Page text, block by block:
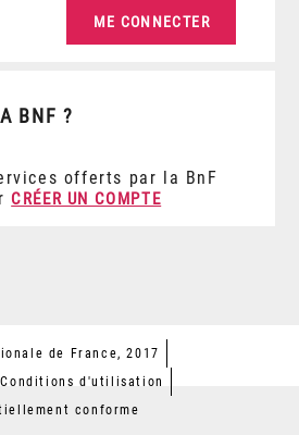
BNF ?
offerts par la BnF
CRÉER UN COMPTE
de France, 2017
Conditions d'utilisation
conforme